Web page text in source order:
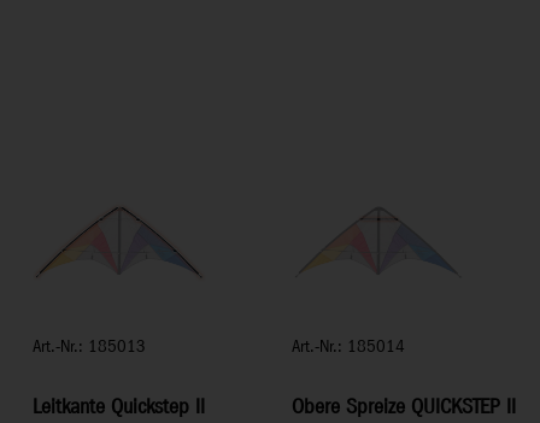
Art.-Nr.: 185013
Leitkante Quickstep II
Art.-Nr.: 185014
Obere Spreize QUICKSTEP II